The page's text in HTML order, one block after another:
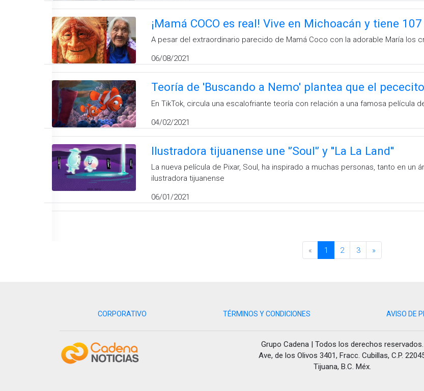
¡Mamá COCO es real! Vive en Michoacán y tiene
A pesar del extraordinario parecido de Mamá Coco con la adorable María los
06/08/2021
Teoría de 'Buscando a Nemo' plantea que el
En TikTok, circula una escalofriante teoría con relación a una famosa película
04/02/2021
Ilustradora tijuanense une '’Soul'’ y ''La La Land''
La nueva película de Pixar, Soul, ha inspirado a muchas personas, tanto en
ilustradora tijuanense
06/01/2021
« 1 2 3 »
CORPORATIVO TÉRMINOS Y CONDICIONES AVISO DE
Grupo Cadena | Todos los derechos reservados.
Ave, de los Olivos 3401, Fracc. Cubillas, C.P.
Tijuana, B.C. Méx.